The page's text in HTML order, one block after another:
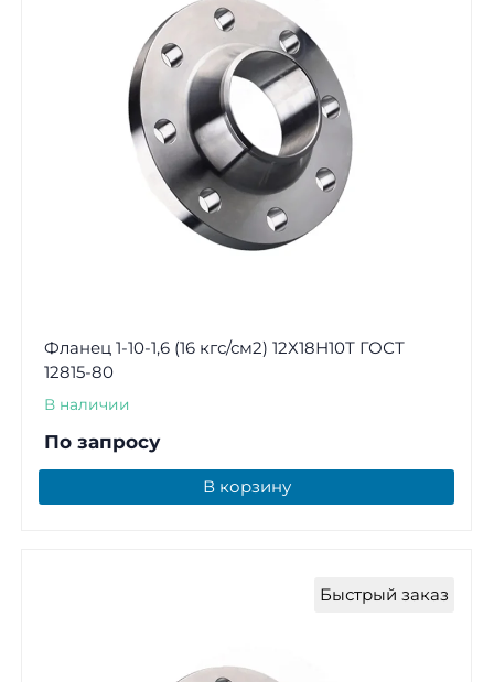
Фланец 1-10-1,6 (16 кгс/см2) 12Х18Н10Т ГОСТ
12815-80
В наличии
По запросу
В корзину
Быстрый заказ